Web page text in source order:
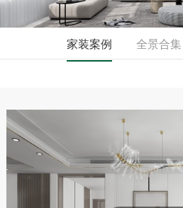
家装案例 全景合集